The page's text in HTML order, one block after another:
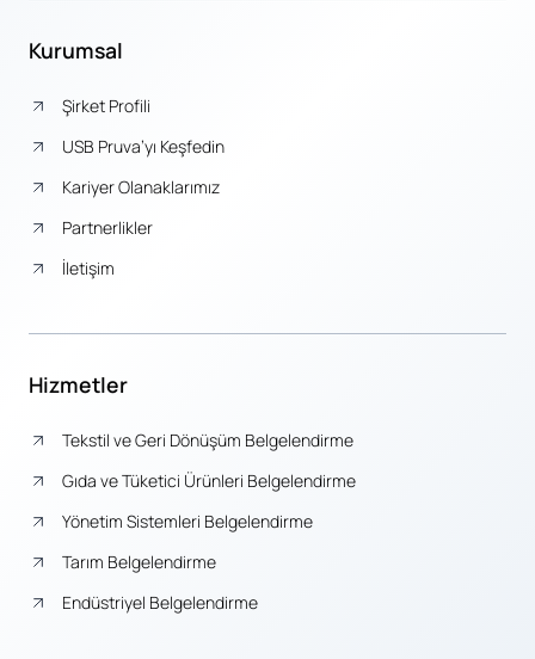
Kurumsal
Şirket Profili
USB Pruva’yı Keşfedin
Kariyer Olanaklarımız
Partnerlikler
İletişim
Hizmetler
Tekstil ve Geri Dönüşüm Belgelendirme
Gıda ve Tüketici Ürünleri Belgelendirme
Yönetim Sistemleri Belgelendirme
Tarım Belgelendirme
Endüstriyel Belgelendirme